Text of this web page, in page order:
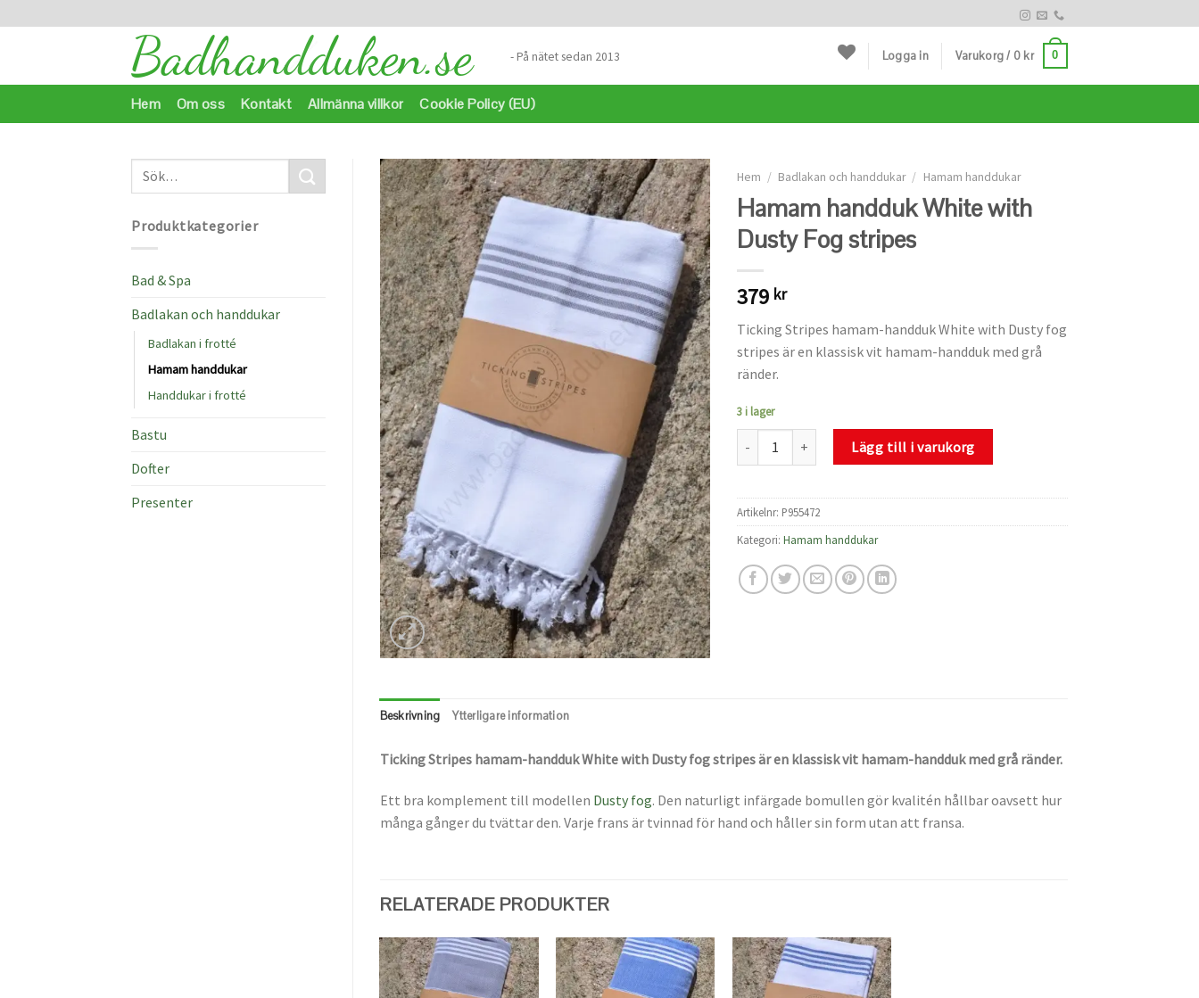
to
- På nätet sedan 2013 Logga in Varukorg / 0 kr 0
Hem Om oss Kontakt Allmänna villkor Cookie Policy (EU)
Produktkategorier
Bad & Spa
Badlakan och handdukar
Badlakan i frotté
Hamam handdukar
Handdukar i frotté
Bastu
Dofter
Presenter
Lägg
önskelistan
Hem / Badlakan och handdukar / Hamam handdukar
Hamam handduk White with
Dusty Fog stripes
379 kr
Ticking Stripes hamam-handduk White with Dusty fog
stripes är en klassisk vit hamam-handduk med grå
ränder.
3 i lager
Hamam handduk White with Dusty Fog stripes mängd
Lägg till i varukorg
Artikelnr: P955472
Kategori:Hamam handdukar
Beskrivning Ytterligare information
Ticking Stripes hamam-handduk White with Dusty fog stripes är en klassisk vit hamam-handduk med grå ränder.
Ett bra komplement till modellen Dusty fog. Den naturligt infärgade bomullen gör kvalitén hållbar oavsett hur
många gånger du tvättar den. Varje frans är tvinnad för hand och håller sin form utan att fransa.
RELATERADE PRODUKTER